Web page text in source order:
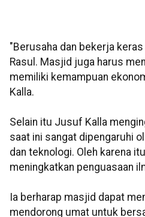
"Berusaha dan bekerja
Rasul. Masjid juga harus
memiliki kemampuan
Kalla.
Selain itu Jusuf Kalla
saat ini sangat dipengaruhi
dan teknologi. Oleh karena
meningkatkan penguasaan
Ia berharap masjid dapat
mendorong umat untuk